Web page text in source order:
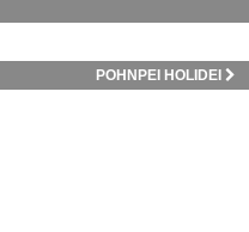
POHNPEI HOLIDEI